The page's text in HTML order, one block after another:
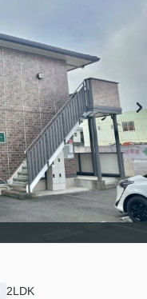
2LDK